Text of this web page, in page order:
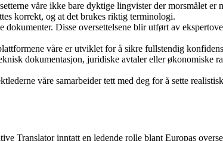
våre ikke bare dyktige lingvister der morsmålet er
korrekt, og at det brukes riktig terminologi.
Disse oversettelsene blir utført av
våre er utviklet for å sikre fullstendig
dokumentasjon, juridiske avtaler eller økonomiske
våre samarbeider tett med deg for å sette
Translator inntatt en ledende rolle blant Europas